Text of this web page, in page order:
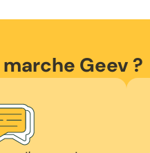
Geev ?